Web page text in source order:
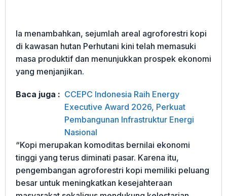
Ia menambahkan, sejumlah areal agroforestri kopi
di kawasan hutan Perhutani kini telah memasuki
masa produktif dan menunjukkan prospek ekonomi
yang menjanjikan.
Baca juga : CCEPC Indonesia Raih Energy
Executive Award 2026, Perkuat
Pembangunan Infrastruktur Energi
Nasional
“Kopi merupakan komoditas bernilai ekonomi
tinggi yang terus diminati pasar. Karena itu,
pengembangan agroforestri kopi memiliki peluang
besar untuk meningkatkan kesejahteraan